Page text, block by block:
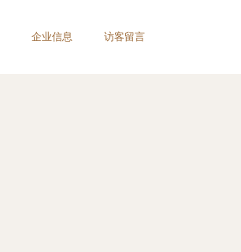
企业信息 访客留言